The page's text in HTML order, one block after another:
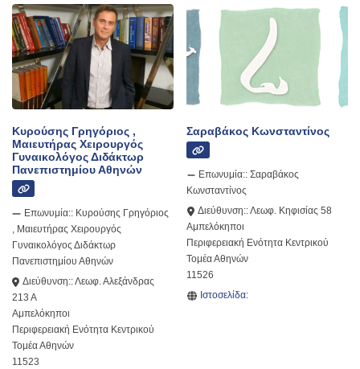
Κυρούσης Γρηγόριος ,
Μαιευτήρας Χειρουργός
Γυναικολόγος Διδάκτωρ
Πανεπιστημίου Αθηνών
Επωνυμία:: Κυρούσης Γρηγόριος
, Μαιευτήρας Χειρουργός
Γυναικολόγος Διδάκτωρ
Πανεπιστημίου Αθηνών
Διεύθυνση::Λεωφ. Αλεξάνδρας
213 Α
Αμπελόκηποι
Περιφερειακή Ενότητα Κεντρικού
Τομέα Αθηνών
11523
Σαραβάκος Κωνσταντίνος
Επωνυμία::Σαραβάκος
Κωνσταντίνος
Διεύθυνση::Λεωφ. Κηφισίας 58
Αμπελόκηποι
Περιφερειακή Ενότητα Κεντρικού
Τομέα Αθηνών
11526
Ιστοσελίδα: